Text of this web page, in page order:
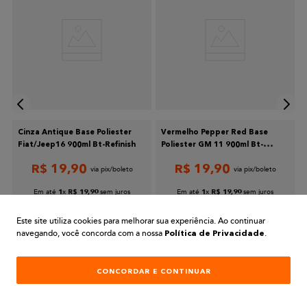
Enviar avaliação
Cinza Antique Base Poliester
Fiat/Jeep16 900ml Bt-Refinish
R$ 19,90
Em até 1 x R$ 19,90 sem juros
COMPRAR
Vermelho Pepper Red Base
Poliester GM 11 900ml Bt-
R$ 19,90
Em até 1 x R$ 19,90 sem juros
COMPRAR
Este site utiliza cookies para melhorar sua experiência. Ao continuar
navegando, você concorda com a nossa Política de Privacidade.
CONCORDAR E CONTINUAR